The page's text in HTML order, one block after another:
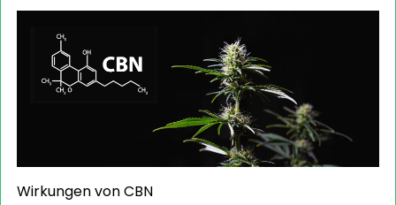
Wirkungen von CBN